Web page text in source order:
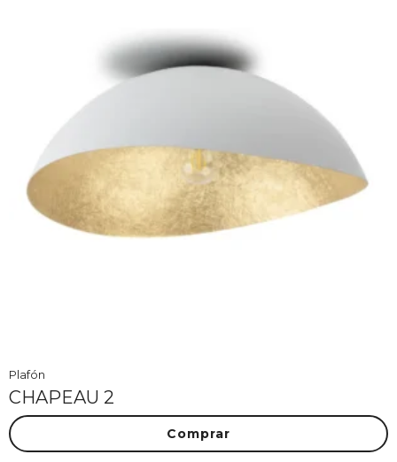
Plafón
CHAPEAU 2
Comprar